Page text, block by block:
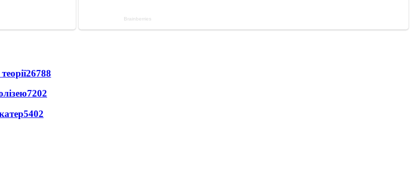
26788
7202
5402